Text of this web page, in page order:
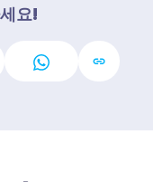
요!